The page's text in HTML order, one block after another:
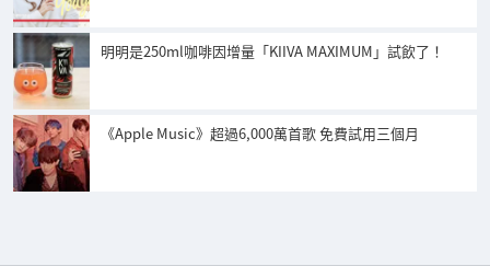
明明是250ml咖啡因增量「KIIVA MAXIMUM」試飲了！
《Apple Music》超過6,000萬首歌 免費試用三個月